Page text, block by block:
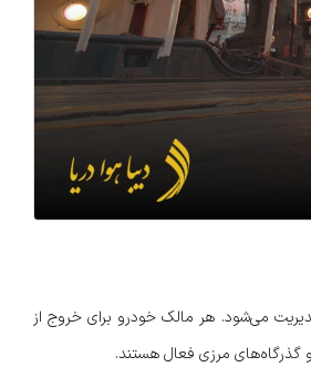
می‌شود. هر مالک خودرو برای خروج از
گذرگاه‌های مرزی فعال هستند.